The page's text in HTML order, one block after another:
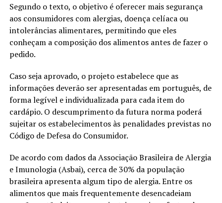
Segundo o texto, o objetivo é oferecer mais segurança
aos consumidores com alergias, doença celíaca ou
intolerâncias alimentares, permitindo que eles
conheçam a composição dos alimentos antes de fazer o
pedido.
Caso seja aprovado, o projeto estabelece que as
informações deverão ser apresentadas em português, de
forma legível e individualizada para cada item do
cardápio. O descumprimento da futura norma poderá
sujeitar os estabelecimentos às penalidades previstas no
Código de Defesa do Consumidor.
De acordo com dados da Associação Brasileira de Alergia
e Imunologia (Asbai), cerca de 30% da população
brasileira apresenta algum tipo de alergia. Entre os
alimentos que mais frequentemente desencadeiam